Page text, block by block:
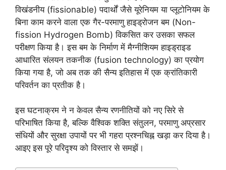
विखंडनीय (fissionable) पदार्थों जैसे यूरेनियम या प्लूटोनियम के
बिना काम करने वाला एक गैर-परमाणु हाइड्रोजन बम (Non-
fission Hydrogen Bomb) विकसित कर उसका सफल
परीक्षण किया है। इस बम के निर्माण में मैग्नीशियम हाइड्राइड
आधारित संलयन तकनीक (fusion technology) का प्रयोग
किया गया है, जो अब तक की सैन्य इतिहास में एक क्रांतिकारी
परिवर्तन का प्रतीक है।
इस घटनाक्रम ने न केवल सैन्य रणनीतियों को नए सिरे से
परिभाषित किया है, बल्कि वैश्विक शक्ति संतुलन, परमाणु अप्रसार
संधियों और सुरक्षा उपायों पर भी गहरा प्रश्नचिह्न खड़ा कर दिया है।
आइए इस पूरे परिदृश्य को विस्तार से समझें।